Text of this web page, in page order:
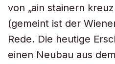
von „ain stainern
(gemeint ist der
Rede. Die heutige
einen Neubau aus